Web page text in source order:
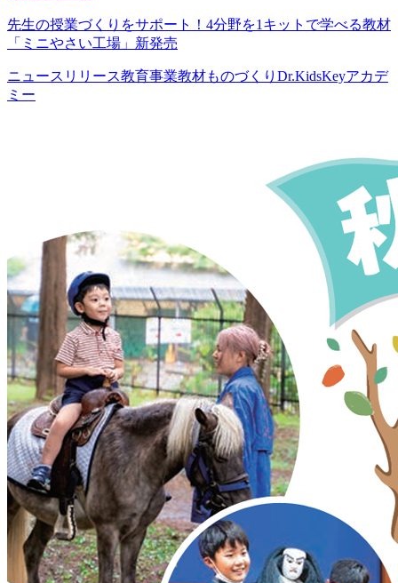
先生の授業づくりをサポート！4分野を1キットで学べる教材
「ミニやさい工場」新発売
ニュースリリース教育事業教材ものづくりDr.KidsKeyアカデ
ミー